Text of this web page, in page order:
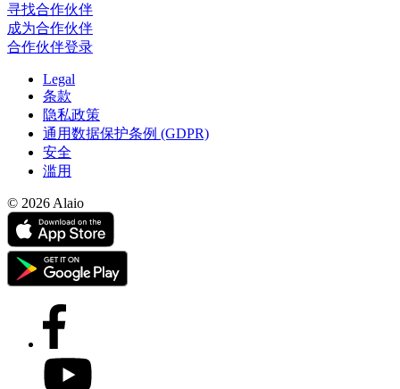
寻找合作伙伴
成为合作伙伴
合作伙伴登录
Legal
条款
隐私政策
通用数据保护条例 (GDPR)
安全
滥用
© 2026 Alaio